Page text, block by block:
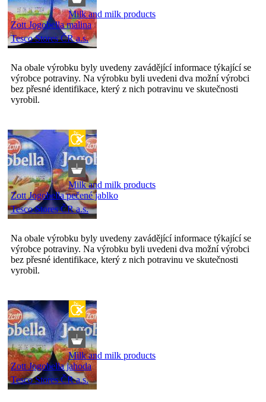
Milk and milk products
Zott Jogobella malina
Tesco Stores ČR a.s.
Na obale výrobku byly uvedeny zavádějící informace týkající se
výrobce potraviny. Na výrobku byli uvedeni dva možní výrobci
bez přesné identifikace, který z nich potravinu ve skutečnosti
vyrobil.
Milk and milk products
Zott Jogobella pečené jablko
Tesco Stores ČR a.s.
Na obale výrobku byly uvedeny zavádějící informace týkající se
výrobce potraviny. Na výrobku byli uvedeni dva možní výrobci
bez přesné identifikace, který z nich potravinu ve skutečnosti
vyrobil.
Milk and milk products
Zott Jogobella jahoda
Tesco Stores ČR a.s.